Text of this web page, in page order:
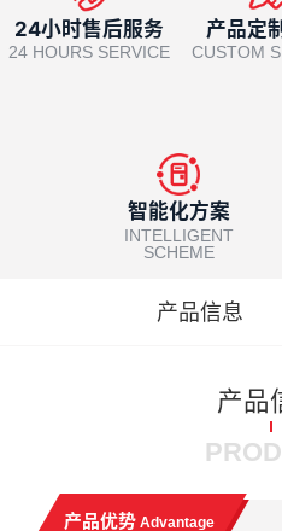
24小时售后服务
24 HOURS SERVICE
产品定
CUSTOM
智能化方案
INTELLIGENT
SCHEME
产品信息
产品
产品优势 Advantage